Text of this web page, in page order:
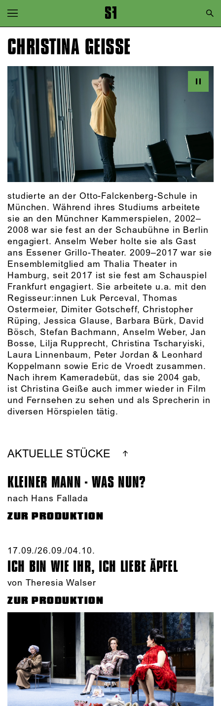
Zur Hauptnavigation springen
Zum Hauptinhalt springen
CHRISTINA GEISSE
studierte an der Otto-Falckenberg-Schule in
München. Während ihres Studiums arbeitete
sie an den Münchner Kammerspielen, 2002–
2008 war sie fest an der Schaubühne in Berlin
engagiert. Anselm Weber holte sie als Gast
ans Essener Grillo-Theater. 2009–2017 war sie
Ensemblemitglied am Thalia Theater in
Hamburg, seit 2017 ist sie fest am Schauspiel
Frankfurt engagiert. Sie arbeitete u.a. mit den
Regisseur:innen Luk Perceval, Thomas
Ostermeier, Dimiter Gotscheff, Christopher
Rüping, Jessica Glause, Barbara Bürk, David
Bösch, Stefan Bachmann, Anselm Weber, Jan
Bosse, Lilja Rupprecht, Christina Tscharyiski,
Laura Linnenbaum, Peter Jordan & Leonhard
Koppelmann sowie Eric de Vroedt zusammen.
Nach ihrem Kameradebüt, das sie 2004 gab,
ist Christina Geiße auch immer wieder in Film
und Fernsehen zu sehen und als Sprecherin in
diversen Hörspielen tätig.
AKTUELLE STÜCKE
KLEINER MANN - WAS NUN?
nach Hans Fallada
ZUR PRODUKTION
17.09./​26.09./​04.10.​
ICH BIN WIE IHR, ICH LIEBE ÄPFEL
von Theresia Walser
ZUR PRODUKTION